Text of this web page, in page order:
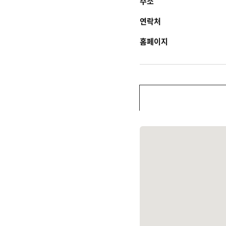
연락처
홈페이지